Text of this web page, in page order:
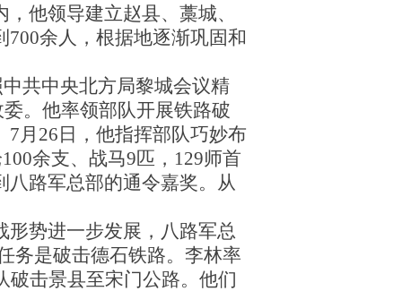
他领导建立赵县、藁城、
余人，根据地逐渐巩固和
共中央北方局黎城会议精
。他率领部队开展铁路破
月26日，他指挥部队巧妙布
余支、战马9匹，129师首
路军总部的通令嘉奖。从
形势进一步发展，八路军总
务是破击德石铁路。李林率
破击景县至宋门公路。他们